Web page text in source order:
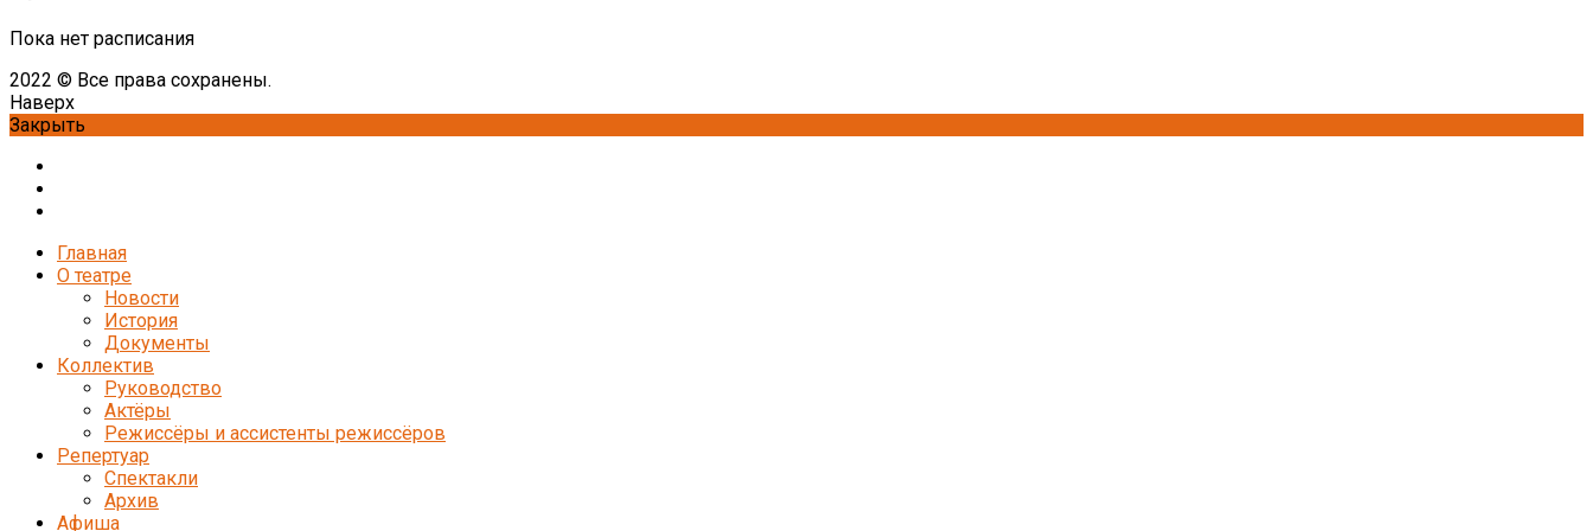
Пока нет расписания
2022 © Все права сохранены.
Наверх
Закрыть
Главная
О театре
Новости
История
Документы
Коллектив
Руководство
Актёры
Режиссёры и ассистенты режиссёров
Репертуар
Спектакли
Архив
Афиша